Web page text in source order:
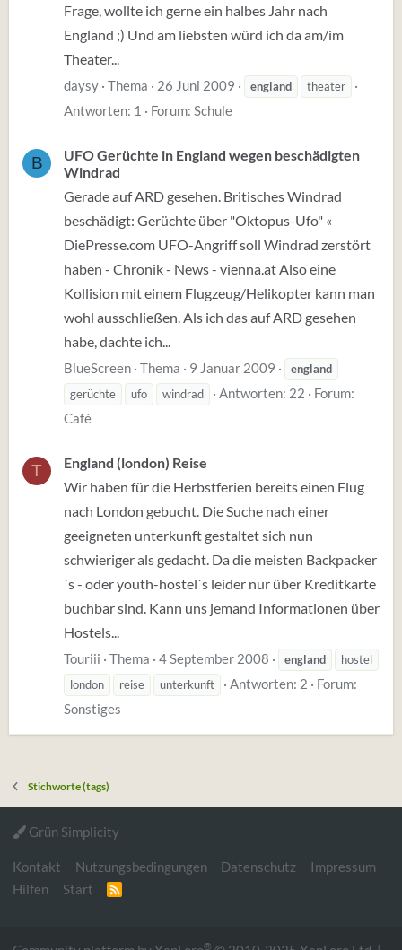
Frage, wollte ich gerne ein halbes Jahr nach
England ;) Und am liebsten würd ich da am/im
Theater...
daysy Thema 26 Juni 2009 england theater
Antworten: 1 Forum: Schule
B
UFO Gerüchte in England wegen beschädigten
Windrad
Gerade auf ARD gesehen. Britisches Windrad
beschädigt: Gerüchte über "Oktopus-Ufo" «
DiePresse.com UFO-Angriff soll Windrad zerstört
haben - Chronik - News - vienna.at Also eine
Kollision mit einem Flugzeug/Helikopter kann man
wohl ausschließen. Als ich das auf ARD gesehen
habe, dachte ich...
BlueScreen Thema 9 Januar 2009
england
gerüchte
ufo windrad Antworten: 22
Forum:
Café
T
England (london) Reise
Wir haben für die Herbstferien bereits einen Flug
nach London gebucht. Die Suche nach einer
geeigneten unterkunft gestaltet sich nun
schwieriger als gedacht. Da die meisten Backpacker
´s - oder youth-hostel´s leider nur über Kreditkarte
buchbar sind. Kann uns jemand Informationen über
Hostels...
Touriii Thema 4 September 2008 england
hostel
london
reise unterkunft Antworten: 2
Forum:
Sonstiges
Stichworte (tags)
Grün Simplicity
Kontakt Nutzungsbedingungen Datenschutz
Impressum
Hilfen
Start
R
®